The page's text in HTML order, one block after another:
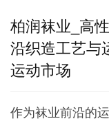
柏润袜业_高
沿织造工艺与
运动市场
作为袜业前沿的